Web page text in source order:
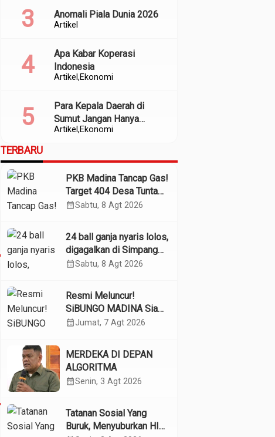
Artikel
Anomali Piala Dunia 2026
Artikel Ekonomi
Apa Kabar Koperasi
Indonesia
Artikel Ekonomi
Para Kepala Daerah di
Sumut Jangan Hanya
Meratapi Minimnya Transfer
TERBARU
PKB Madina Tancap Gas!
Target 404 Desa Tuntas
Desember, “Pengurus
calendar_monthSabtu, 8 Agt 2026
24 ball ganja nyaris lolos,
digagalkan di Simpang
Empat Panyabungan
calendar_monthSabtu, 8 Agt 2026
Resmi Meluncur!
SiBUNGO MADINA Siap
Optimalkan Pendapatan
calendar_monthJumat, 7 Agt 2026
MERDEKA DI DEPAN
ALGORITMA
calendar_monthSenin, 3 Agt 2026
Tatanan Sosial Yang
Buruk, Menyuburkan HIV